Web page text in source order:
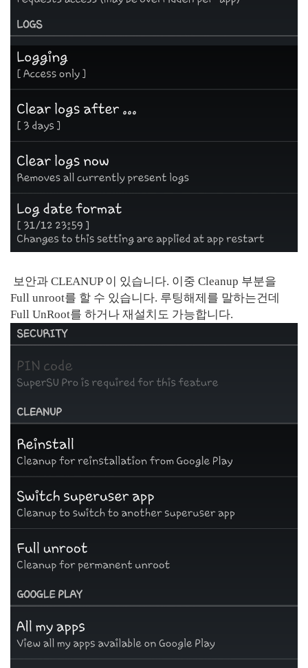
보안과 CLEANUP 이 있습니다. 이중 Cleanup 부분을
Full unroot를 할 수 있습니다. 루팅해제를 말하는건데
Full UnRoot를 하거나 재설치도 가능합니다.